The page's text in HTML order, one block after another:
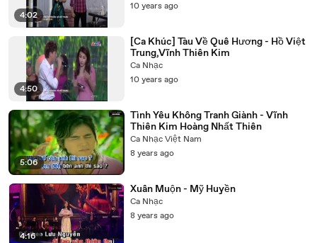
4:02
10 years ago
4:50
[Ca Khúc] Tàu Về Quê Hương - Hồ Việt
Trung,Vĩnh Thiên Kim
Ca Nhạc
10 years ago
5:06
Tình Yêu Không Tranh Giành - Vĩnh
Thiên Kim Hoàng Nhất Thiên
Ca Nhạc Việt Nam
8 years ago
4:16
Xuân Muộn - Mỹ Huyền
Ca Nhạc
8 years ago